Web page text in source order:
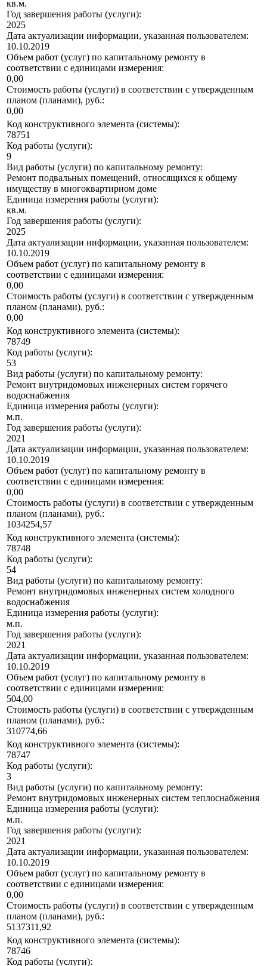
кв.м.
Год завершения работы (услуги):
2025
Дата актуализации информации, указанная пользователем:
10.10.2019
Объем работ (услуг) по капитальному ремонту в
соответствии с единицами измерения:
0,00
Стоимость работы (услуги) в соответствии с утвержденным
планом (планами), руб.:
0,00
Код конструктивного элемента (системы):
78751
Код работы (услуги):
9
Вид работы (услуги) по капитальному ремонту:
Ремонт подвальных помещений, относящихся к общему
имуществу в многоквартирном доме
Единица измерения работы (услуги):
кв.м.
Год завершения работы (услуги):
2025
Дата актуализации информации, указанная пользователем:
10.10.2019
Объем работ (услуг) по капитальному ремонту в
соответствии с единицами измерения:
0,00
Стоимость работы (услуги) в соответствии с утвержденным
планом (планами), руб.:
0,00
Код конструктивного элемента (системы):
78749
Код работы (услуги):
53
Вид работы (услуги) по капитальному ремонту:
Ремонт внутридомовых инженерных систем горячего
водоснабжения
Единица измерения работы (услуги):
м.п.
Год завершения работы (услуги):
2021
Дата актуализации информации, указанная пользователем:
10.10.2019
Объем работ (услуг) по капитальному ремонту в
соответствии с единицами измерения:
0,00
Стоимость работы (услуги) в соответствии с утвержденным
планом (планами), руб.:
1034254,57
Код конструктивного элемента (системы):
78748
Код работы (услуги):
54
Вид работы (услуги) по капитальному ремонту:
Ремонт внутридомовых инженерных систем холодного
водоснабжения
Единица измерения работы (услуги):
м.п.
Год завершения работы (услуги):
2021
Дата актуализации информации, указанная пользователем:
10.10.2019
Объем работ (услуг) по капитальному ремонту в
соответствии с единицами измерения:
504,00
Стоимость работы (услуги) в соответствии с утвержденным
планом (планами), руб.:
310774,66
Код конструктивного элемента (системы):
78747
Код работы (услуги):
3
Вид работы (услуги) по капитальному ремонту:
Ремонт внутридомовых инженерных систем теплоснабжения
Единица измерения работы (услуги):
м.п.
Год завершения работы (услуги):
2021
Дата актуализации информации, указанная пользователем:
10.10.2019
Объем работ (услуг) по капитальному ремонту в
соответствии с единицами измерения:
0,00
Стоимость работы (услуги) в соответствии с утвержденным
планом (планами), руб.:
5137311,92
Код конструктивного элемента (системы):
78746
Код работы (услуги):